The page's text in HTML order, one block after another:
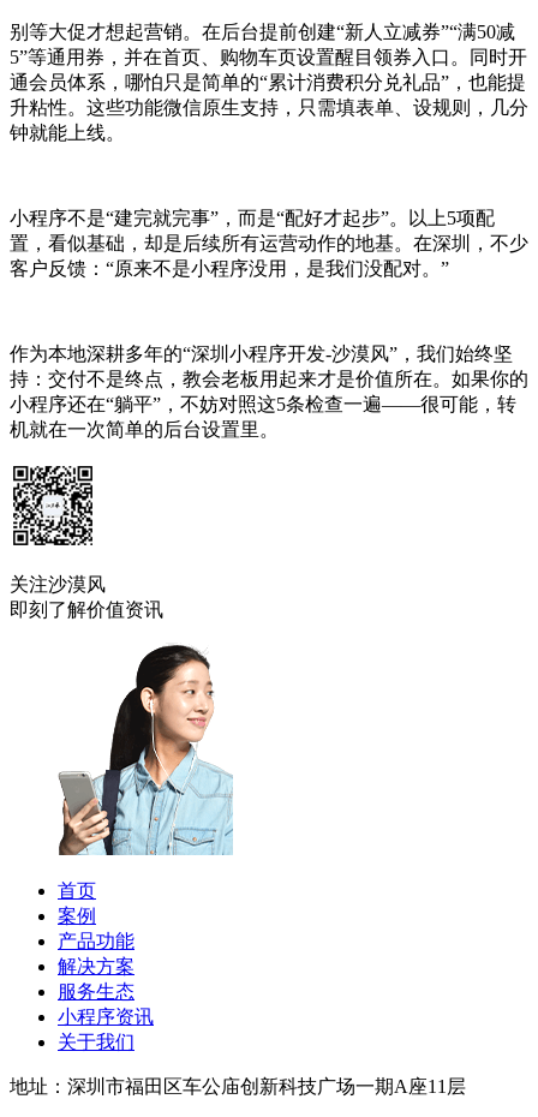
别等大促才想起营销。在后台提前创建“新人立减券”“满50减
5”等通用券，并在首页、购物车页设置醒目领券入口。同时开
通会员体系，哪怕只是简单的“累计消费积分兑礼品”，也能提
升粘性。这些功能微信原生支持，只需填表单、设规则，几分
钟就能上线。
小程序不是“建完就完事”，而是“配好才起步”。以上5项配
置，看似基础，却是后续所有运营动作的地基。在深圳，不少
客户反馈：“原来不是小程序没用，是我们没配对。”
作为本地深耕多年的“深圳小程序开发-沙漠风”，我们始终坚
持：交付不是终点，教会老板用起来才是价值所在。如果你的
小程序还在“躺平”，不妨对照这5条检查一遍——很可能，转
机就在一次简单的后台设置里。
关注沙漠风
即刻了解价值资讯
首页
案例
产品功能
解决方案
服务生态
小程序资讯
关于我们
地址：深圳市福田区车公庙创新科技广场一期A座11层